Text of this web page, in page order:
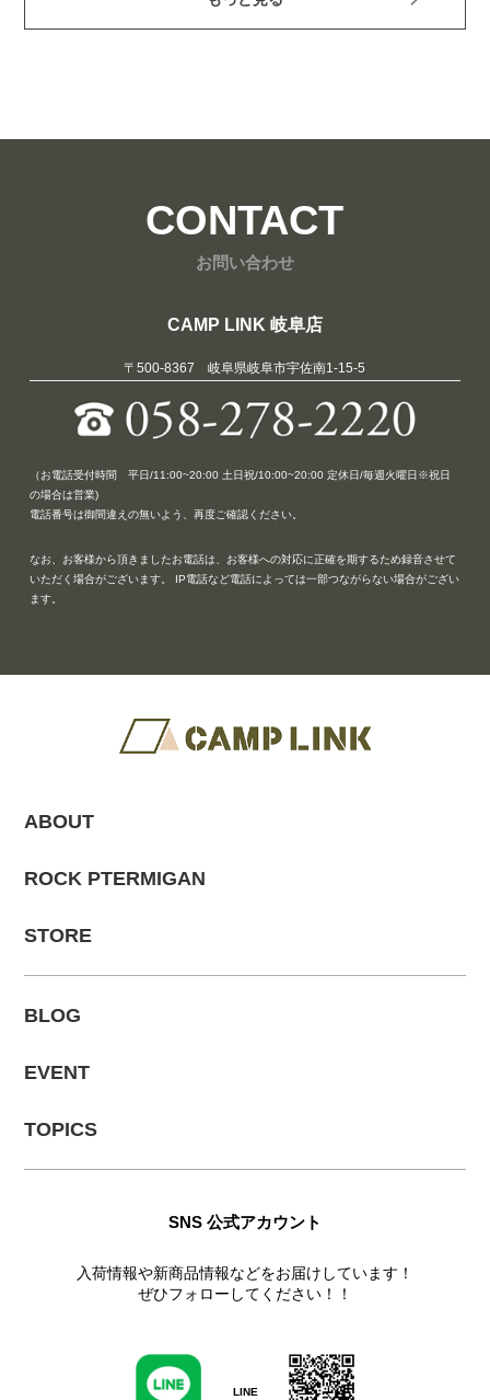
CONTACT
お問い合わせ
CAMP LINK 岐阜店
〒500-8367 岐阜県岐阜市宇佐南1-15-5
（お電話受付時間 平日/11:00~20:00 土日祝/10:00~20:00 定休日/毎週火曜日※祝日
の場合は営業)
電話番号は御間違えの無いよう、再度ご確認ください。
なお、お客様から頂きましたお電話は、お客様への対応に正確を期するため録音させて
いただく場合がございます。 IP電話など電話によっては一部つながらない場合がござい
ます。
ABOUT
ROCK PTERMIGAN
STORE
BLOG
EVENT
TOPICS
SNS 公式アカウント
入荷情報や新商品情報などをお届けしています！
ぜひフォローしてください！！
LINE